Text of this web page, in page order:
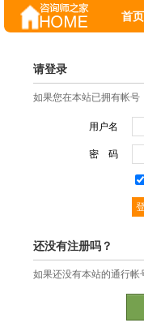
首页
请登录
如果您在本站已拥有帐
用户名
密 码
还没有注册吗？
如果还没有本站的通行帐